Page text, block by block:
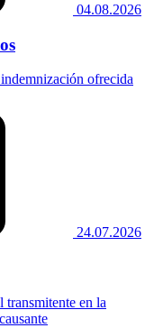
04.08.2026
ofrecida
24.07.2026
en la